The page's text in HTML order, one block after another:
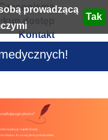
prowadzącą
dostęp
Kontakt